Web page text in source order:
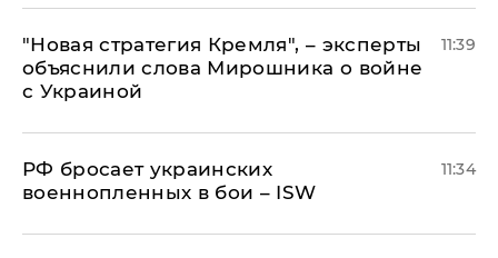
"Новая стратегия Кремля", – эксперты
объяснили слова Мирошника о войне
с Украиной
11:39
РФ бросает украинских
военнопленных в бои – ISW
11:34